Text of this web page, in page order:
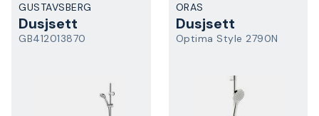
GUSTAVSBERG
Dusjsett
GB412013870
ORAS
Dusjsett
Optima Style 2790N